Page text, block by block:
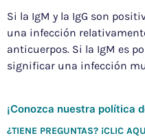
Si la IgM y la IgG son
una infección
anticuerpos. Si la IgM es
significar una infección
¡Conozca nuestra política
¿TIENE PREGUNTAS? ¡CLIC